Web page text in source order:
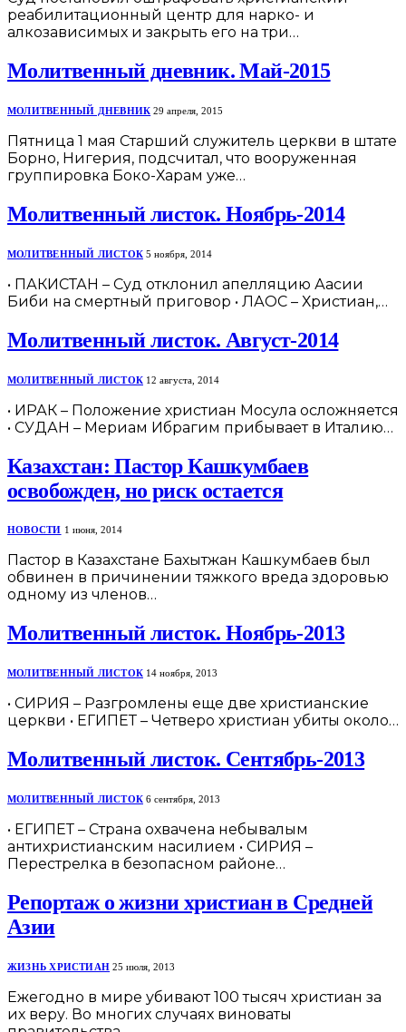
реабилитационный центр для нарко- и
алкозависимых и закрыть его на три…
Молитвенный дневник. Май-2015
МОЛИТВЕННЫЙ ДНЕВНИК 29 апреля, 2015
Пятница 1 мая Старший служитель церкви в штате
Борно, Нигерия, подсчитал, что вооруженная
группировка Боко-Харам уже…
Молитвенный листок. Ноябрь-2014
МОЛИТВЕННЫЙ ЛИСТОК 5 ноября, 2014
• ПАКИСТАН – Суд отклонил апелляцию Аасии
Биби на смертный приговор • ЛАОС – Христиан,…
Молитвенный листок. Август-2014
МОЛИТВЕННЫЙ ЛИСТОК 12 августа, 2014
• ИРАК – Положение христиан Мосула осложняется
• СУДАН – Мериам Ибрагим прибывает в Италию…
Казахстан: Пастор Кашкумбаев
освобожден, но риск остается
НОВОСТИ 1 июня, 2014
Пастор в Казахстане Бахытжан Кашкумбаев был
обвинен в причинении тяжкого вреда здоровью
одному из членов…
Молитвенный листок. Ноябрь-2013
МОЛИТВЕННЫЙ ЛИСТОК 14 ноября, 2013
• СИРИЯ – Разгромлены еще две христианские
церкви • ЕГИПЕТ – Четверо христиан убиты около…
Молитвенный листок. Сентябрь-2013
МОЛИТВЕННЫЙ ЛИСТОК 6 сентября, 2013
• ЕГИПЕТ – Страна охвачена небывалым
антихристианским насилием • СИРИЯ –
Перестрелка в безопасном районе…
Репортаж о жизни христиан в Средней
Азии
ЖИЗНЬ ХРИСТИАН 25 июля, 2013
Ежегодно в мире убивают 100 тысяч христиан за
их веру. Во многих случаях виноваты